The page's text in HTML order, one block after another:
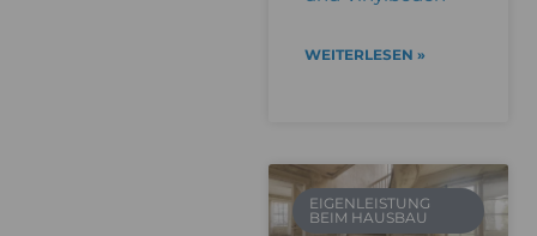
WEITERLESEN »
EIGENLEISTUNG
BEIM HAUSBAU